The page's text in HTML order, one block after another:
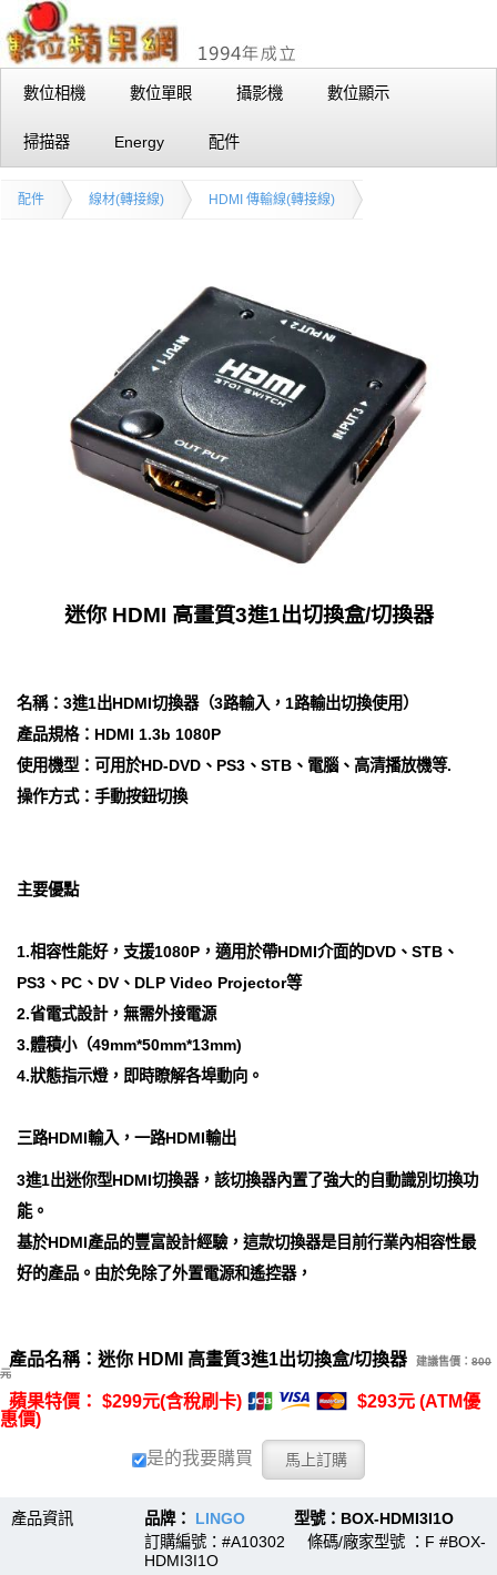
數位相機 數位單眼 攝影機 數位顯示
掃描器 Energy 配件
配件 線材(轉接線) HDMI 傳輸線(轉接線)
迷你 HDMI 高畫質3進1出切換盒/切換器
名稱：3進1出HDMI切換器（3路輸入，1路輸出切換使用）
產品規格：HDMI 1.3b 1080P
使用機型：可用於HD-DVD、PS3、STB、電腦、高清播放機等.
操作方式：手動按鈕切換
主要優點
1.相容性能好，支援1080P，適用於帶HDMI介面的DVD、STB、
PS3、PC、DV、DLP Video Projector等
2.省電式設計，無需外接電源
3.體積小（49mm*50mm*13mm)
4.狀態指示燈，即時瞭解各埠動向。
三路HDMI輸入，一路HDMI輸出
3進1出迷你型HDMI切換器，該切換器內置了強大的自動識別切換功
能。
基於HDMI產品的豐富設計經驗，這款切換器是目前行業內相容性最
好的產品。由於免除了外置電源和遙控器，
產品名稱：迷你 HDMI 高畫質3進1出切換盒/切換器 建議售價： 800
元
蘋果特價： $299元(含稅刷卡)
$293元 (ATM優
惠價)
是的我要購買
產品資訊 品牌： LINGO 型號：BOX-HDMI3I1O
訂購編號：#A10302 條碼/廠家型號 ：F #BOX-
HDMI3I1O